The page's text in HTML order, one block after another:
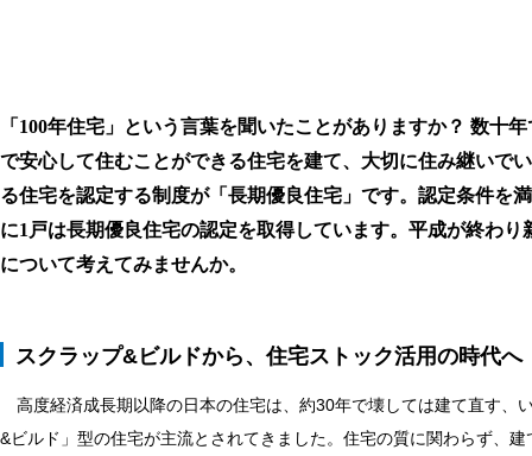
「100年住宅」という言葉を聞いたことがありますか？ 数
で安心して住むことができる住宅を建て、大切に住み継いで
る住宅を認定する制度が「長期優良住宅」です。認定条件を
に1戸は長期優良住宅の認定を取得しています。平成が終わ
について考えてみませんか。
スクラップ&ビルドから、住宅ストック活用の時代へ
高度経済成長期以降の日本の住宅は、約30年で壊しては建て直す、
&ビルド」型の住宅が主流とされてきました。住宅の質に関わらず、